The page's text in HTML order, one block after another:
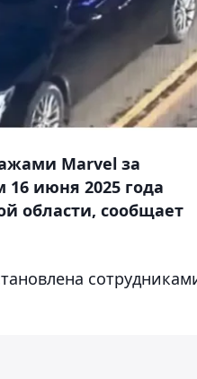
Marvel за
июня 2025 года
области, сообщает